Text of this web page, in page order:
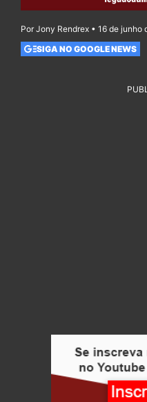
Por Jony Rendrex • 16 de junho
SIGA NO GOOGLE NEWS